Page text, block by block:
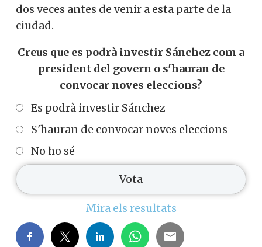
dos veces antes de venir a esta parte de la
ciudad.
Creus que es podrà investir Sánchez com a
president del govern o s'hauran de
convocar noves eleccions?
Es podrà investir Sánchez
S'hauran de convocar noves eleccions
No ho sé
Mira els resultats